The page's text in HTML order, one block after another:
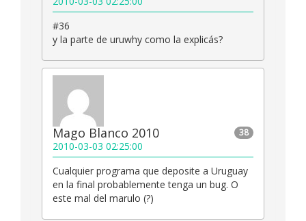
#36
y la parte de uruwhy como la explicás?
38
Mago Blanco 2010
2010-03-03 02:25:00
Cualquier programa que deposite a Uruguay
en la final probablemente tenga un bug. O
este mal del marulo (?)